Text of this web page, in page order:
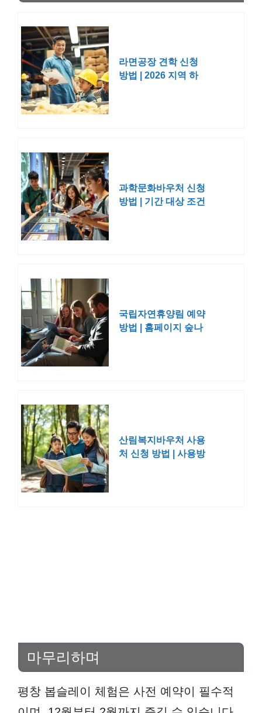
라면공장 견학 신청
방법 | 2026 지역 하
과학문화바우처 신청
방법 | 기간 대상 조건
국립자연휴양림 예약
방법 | 홈페이지 숲나
산림복지바우처 사용
처 신청 방법 | 사용방
마무리하며
평창 봅슬레이 체험은 사전 예약이 필수적